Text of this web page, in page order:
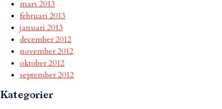
mars 2013
februari 2013
januari 2013
december 2012
november 2012
oktober 2012
september 2012
Kategorier